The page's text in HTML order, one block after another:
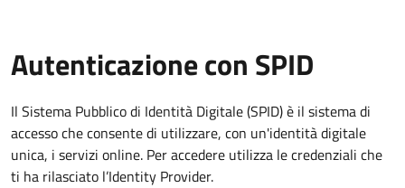
Autenticazione con SPID
Il Sistema Pubblico di Identità Digitale (SPID) è il sistema di
accesso che consente di utilizzare, con un'identità digitale
unica, i servizi online. Per accedere utilizza le credenziali che
ti ha rilasciato l’Identity Provider.